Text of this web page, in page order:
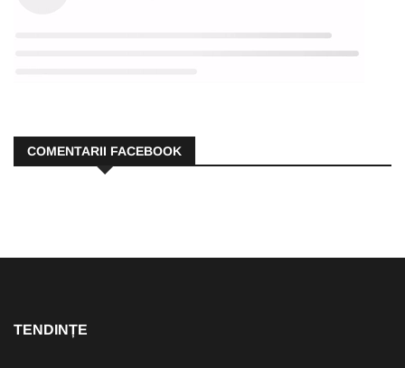
COMENTARII FACEBOOK
TENDINȚE